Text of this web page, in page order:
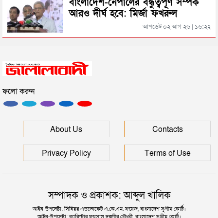
সিলেটের জোড়া ব্রিজের পাশ থেকে আটক ফরহাদ- বাদশা
প্রধানমন্ত্রী
সিলেটে আরও দুইজনের মৃত্যু, হাসপাতালে ৩ শতাধিক
আরও দীর্ঘ হবে: মির্জা ফখরুল
আপডেট ০২ আগ ২৬ | ১৬:২২
ফলো করুন
About Us Contacts
Privacy Policy Terms of Use
সম্পাদক ও প্রকাশক: আব্দুল খালিক
আইন-উপদেষ্টা: সিনিয়র এডভোকেট এ.কে.এম. ফয়েজ, বাংলাদেশ সুপ্রীম কোর্ট।